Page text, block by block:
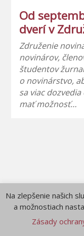
Od
dverí v
Združenie
novinárov,
študentov
o novinárstvo,
sa viac
mať možnosť…
Na zlepšenie našich
a možnostiach
Zásady